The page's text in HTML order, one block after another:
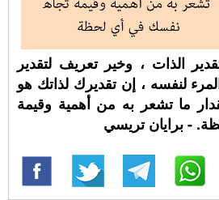
الذات ، وخير تعريف لتقدير
لنفسه ، إن تقديرك لذاتك هو
ما تشعر به من أهمية وقيمة
- برايان تريسي